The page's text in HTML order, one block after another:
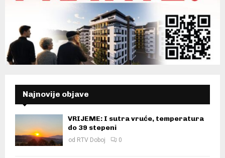
Najnovije objave
VRIJEME: I sutra vruće, temperatura
do 39 stepeni
od RTV Doboj 0